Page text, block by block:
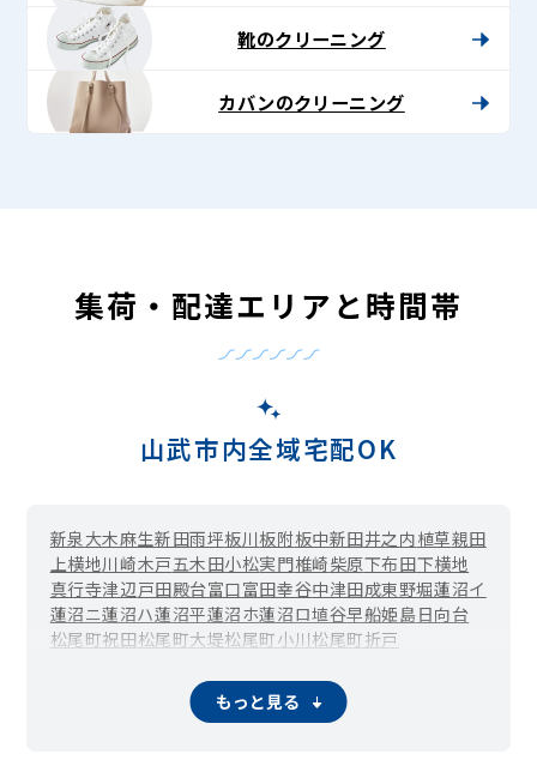
靴のクリーニング
カバンのクリーニング
集荷・配達エリアと時間帯
山武市内全域宅配OK
新泉 大木麻生新田雨坪板川板附板中新田井之内植草親田
上横地川崎木戸五木田小松実門椎崎柴原下布田下横地
真行寺津辺戸田殿台富口富田幸谷中津田成東野堀蓮沼イ
蓮沼ニ蓮沼ハ蓮沼平蓮沼ホ蓮沼ロ埴谷早船姫島日向台
松尾町祝田松尾町大堤松尾町小川松尾町折戸
松尾町五反田松尾町古和松尾町猿尾
松尾町下野松尾町下之郷松尾町高富
もっと見る